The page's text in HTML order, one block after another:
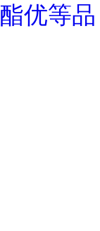
优等品